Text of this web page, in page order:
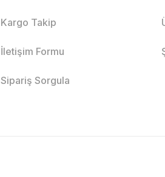
Kargo Takip
İletişim Formu
Sipariş Sorgula